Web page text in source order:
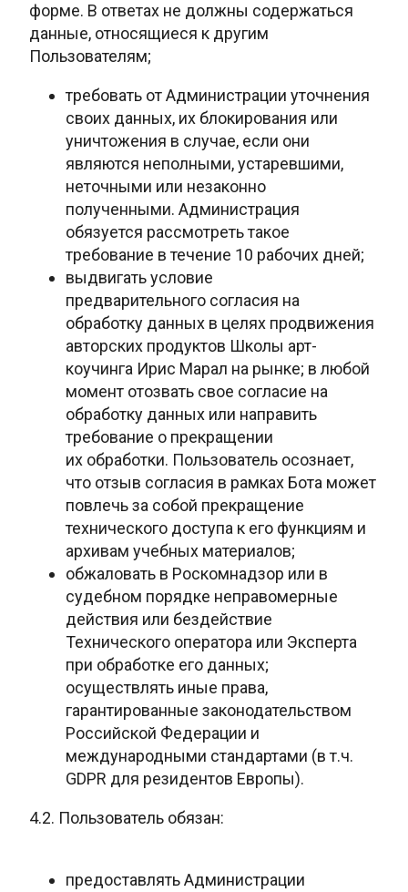
форме. В ответах не должны содержаться
данные, относящиеся к другим
Пользователям;
требовать от Администрации уточнения
своих данных, их блокирования или
уничтожения в случае, если они
являются неполными, устаревшими,
неточными или незаконно
полученными. Администрация
обязуется рассмотреть такое
требование в течение 10 рабочих дней;
выдвигать условие
предварительного согласия на
обработку данных в целях продвижения
авторских продуктов Школы арт-
коучинга Ирис Марал на рынке; в любой
момент отозвать свое согласие на
обработку данных или направить
требование о прекращении
их обработки. Пользователь осознает,
что отзыв согласия в рамках Бота может
повлечь за собой прекращение
технического доступа к его функциям и
архивам учебных материалов;
обжаловать в Роскомнадзор или в
судебном порядке неправомерные
действия или бездействие
Технического оператора или Эксперта
при обработке его данных;
осуществлять иные права,
гарантированные законодательством
Российской Федерации и
международными стандартами (в т.ч.
GDPR для резидентов Европы).
4.2. Пользователь обязан:
предоставлять Администрации